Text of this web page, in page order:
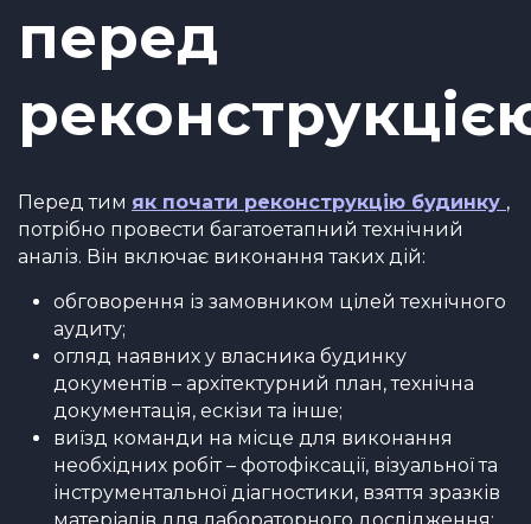
перед
Перед тим як почати реконструкцію будинку ,
потрібно провести багатоетапний технічний
аналіз. Він включає виконання таких дій:
обговорення із замовником цілей технічного
аудиту;
огляд наявних у власника будинку
документів – архітектурний план, технічна
документація, ескізи та інше;
виїзд команди на місце для виконання
необхідних робіт – фотофіксації, візуальної та
інструментальної діагностики, взяття зразків